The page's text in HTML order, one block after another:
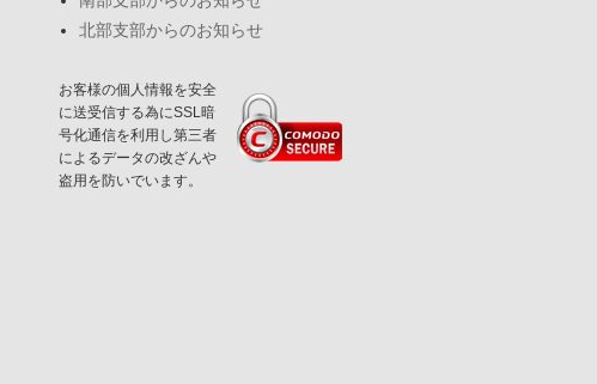
北部支部からのお知らせ
お客様の個人情報を安全
に送受信する為にSSL暗
号化通信を利用し第三者
によるデータの改ざんや
盗用を防いでいます。